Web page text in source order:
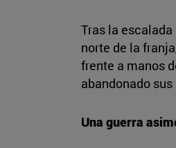
Tras la
norte de la
frente a manos
abandonado
Una guerra